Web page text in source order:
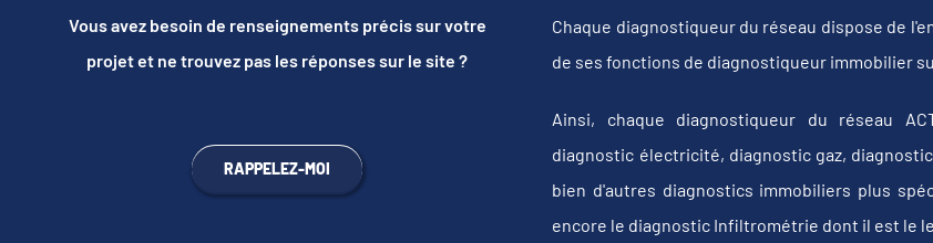
Vous avez besoin de renseignements précis sur votre
projet et ne trouvez pas les réponses sur le site ?
RAPPELEZ-MOI
Chaque diagnostiqueur du réseau dispose de
de ses fonctions de diagnostiqueur immobilier
Ainsi, chaque diagnostiqueur du réseau
diagnostic électricité, diagnostic gaz,
bien d'autres diagnostics immobiliers plus
encore le diagnostic Infiltrométrie dont il est le